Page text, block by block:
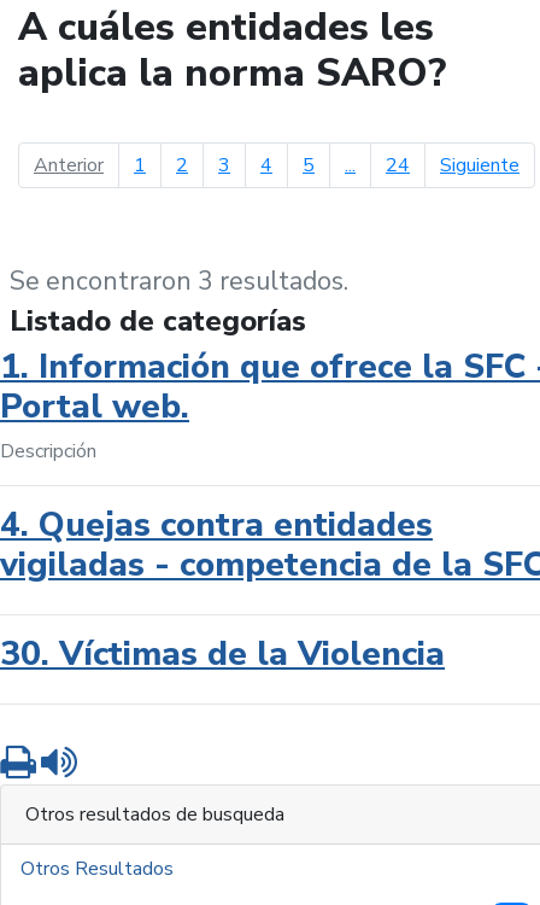
A cuáles entidades les
aplica la norma SARO?
Anteriorpágina anterior
1 2 3 4 5 ... 24 Siguiente
Se encontraron 3 resultados.
Listado de categorías
1. Información que ofrece la SFC
Portal web.
Descripción
4. Quejas contra entidades
vigiladas - competencia de la
30. Víctimas de la Violencia
Imprimir
Otros resultados de busqueda
Otros Resultados